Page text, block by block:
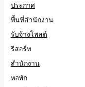
ประกาศ
พื้นที่สำนักงาน
รับจ้างโพสต์
รีสอร์ท
สำนักงาน
หอพัก